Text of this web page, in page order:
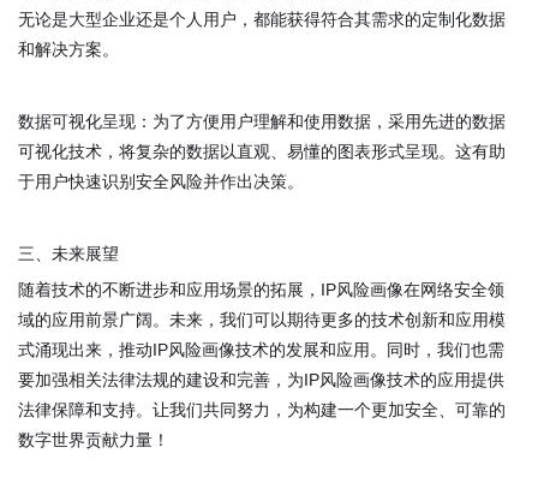
无论是大型企业还是个人用户，都能获得符合其需求的定制化数据
和解决方案。
数据可视化呈现：为了方便用户理解和使用数据，采用先进的数据
可视化技术，将复杂的数据以直观、易懂的图表形式呈现。这有助
于用户快速识别安全风险并作出决策。
三、未来展望
随着技术的不断进步和应用场景的拓展，IP风险画像在网络安全领
域的应用前景广阔。未来，我们可以期待更多的技术创新和应用模
式涌现出来，推动IP风险画像技术的发展和应用。同时，我们也需
要加强相关法律法规的建设和完善，为IP风险画像技术的应用提供
法律保障和支持。让我们共同努力，为构建一个更加安全、可靠的
数字世界贡献力量！